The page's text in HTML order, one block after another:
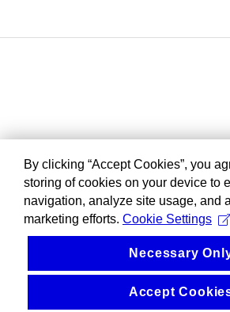
By clicking “Accept Cookies”, you
storing of cookies on your device to
navigation, analyze site usage, and
marketing efforts. Cookie Settings
Necessary
Accept